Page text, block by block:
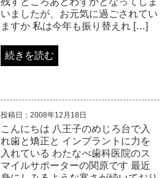
いましたが、お元気に過ごされてい
ますか 私は今年も振り替えれ […]
続きを読む
投稿日：2008年12月18日
こんにちは 八王子のめじろ台で入
れ歯と矯正と インプラントに力を
入れている わたなべ歯科医院のス
マイルサポーターの関原です 最近